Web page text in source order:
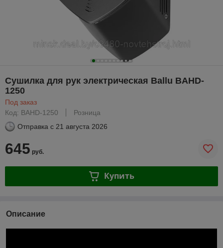
Сушилка для рук электрическая Ballu BAHD-
1250
Под заказ
Код: BAHD-1250
Розница
Отправка с 21 августа 2026
645 руб.
Купить
Описание